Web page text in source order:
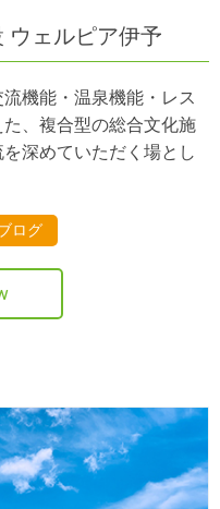
ウェルピア伊予
機能・温泉機能・レス
、複合型の総合文化施
深めていただく場とし
ログ